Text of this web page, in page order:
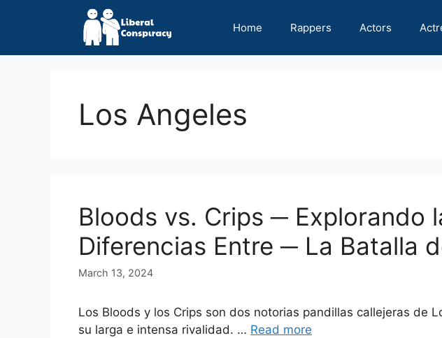
Home Rappers Actors
Los Angeles
Bloods vs. Crips ─ Explorando
Diferencias Entre ─ La Batalla
March 13, 2024
Los Bloods y los Crips son dos notorias pandillas callejeras de
su larga e intensa rivalidad. … Read more